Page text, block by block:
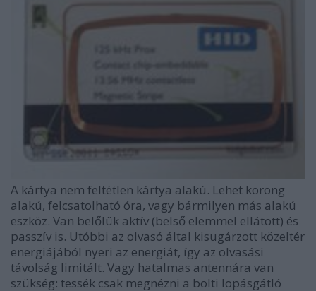
A kártya nem feltétlen kártya alakú. Lehet korong
alakú, felcsatolható óra, vagy bármilyen más alakú
eszköz. Van belőlük aktív (belső elemmel ellátott) és
passzív is. Utóbbi az olvasó által kisugárzott közeltér
energiájából nyeri az energiát, így az olvasási
távolság limitált. Vagy hatalmas antennára van
szükség: tessék csak megnézni a bolti lopásgátló